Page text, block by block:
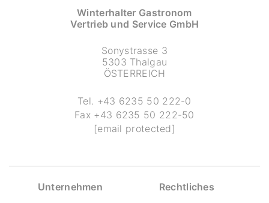
Winterhalter Gastronom
Vertrieb und Service GmbH
Sonystrasse 3
5303 Thalgau
ÖSTERREICH
Tel. +43 6235 50 222-0
Fax +43 6235 50 222-50
[email protected]
Unternehmen Rechtliches